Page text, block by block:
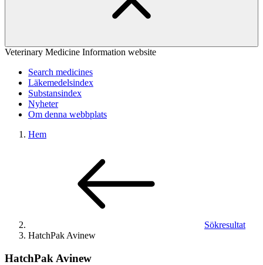
Veterinary Medicine Information website
Search medicines
Läkemedelsindex
Substansindex
Nyheter
Om denna webbplats
Hem
Sökresultat
HatchPak Avinew
HatchPak Avinew